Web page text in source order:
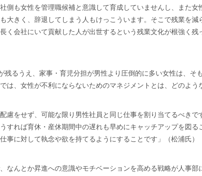
側も女性を管理職候補と意識して育成していませんし、また
大きく、辞退してしまう人もけっこういます。そこで残業を
く会社にいて貢献した人が出世するという残業文化が根強く
残るうえ、家事・育児分担が男性より圧倒的に多い女性は、
は、女性が不利にならないためのマネジメントとは、どのよう
慮をせず、可能な限り男性社員と同じ仕事を割り当てるべき
すれば育休・産休期間中の遅れも早めにキャッチアップを図
事に対して執念や欲を持てるようにすることです」（松浦氏）
なんとか昇進への意識やモチベーションを高める戦略が人事